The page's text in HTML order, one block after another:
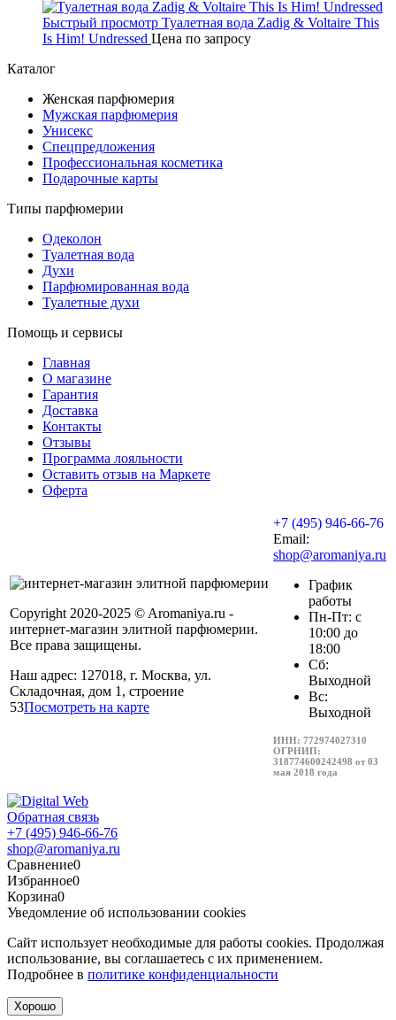
Быстрый просмотр Туалетная вода Zadig & Voltaire This
Is Him! Undressed Цена по запросу
Каталог
Женская парфюмерия
Мужская парфюмерия
Унисекс
Спецпредложения
Профессиональная косметика
Подарочные карты
Типы парфюмерии
Одеколон
Туалетная вода
Духи
Парфюмированная вода
Туалетные духи
Помощь и сервисы
Главная
О магазине
Гарантия
Доставка
Контакты
Отзывы
Программа лояльности
Оставить отзыв на Маркете
Оферта
Copyright 2020-2025 © Aromaniya.ru -
интернет-магазин элитной парфюмерии.
Все права защищены.
Наш адрес: 127018, г. Москва, ул.
Складочная, дом 1, строение
53Посмотреть на карте
+7 (495) 946-66-76
Email:
shop@aromaniya.ru
График
работы
Пн-Пт: с
10:00 до
18:00
Сб:
Выходной
Вс:
Выходной
ИНН: 772974027310
ОГРНИП:
318774600242498 от 03
мая 2018 года
Обратная связь
+7 (495) 946-66-76
shop@aromaniya.ru
Сравнение0
Избранное0
Корзина0
Уведомление об использовании cookies
Сайт использует необходимые для работы cookies. Продолжая
использование, вы соглашаетесь с их применением.
Подробнее в политике конфиденциальности
Хорошо